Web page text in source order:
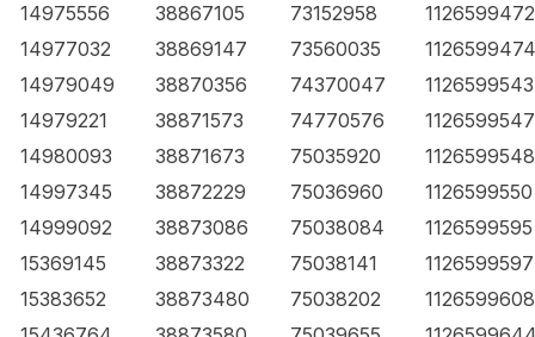
14975556
38867105 73152958
1126599472
14977032
38869147 73560035
1126599474
14979049
38870356 74370047
1126599543
14979221
38871573 74770576
1126599547
14980093
38871673 75035920
1126599548
14997345
38872229 75036960
1126599550
14999092
38873086 75038084
1126599595
15369145
38873322 75038141
1126599597
15383652
38873480 75038202
1126599608